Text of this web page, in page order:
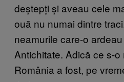
deștepți și aveau cele
ouă nu numai dintre
neamurile care-o
Antichitate. Adică ce s-o
România a fost, pe